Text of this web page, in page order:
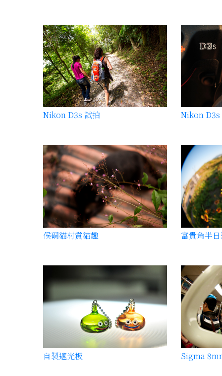
Nikon D3s 試拍
侯硐貓村賞貓趣 富貴角半
自製遮光板 Sigma